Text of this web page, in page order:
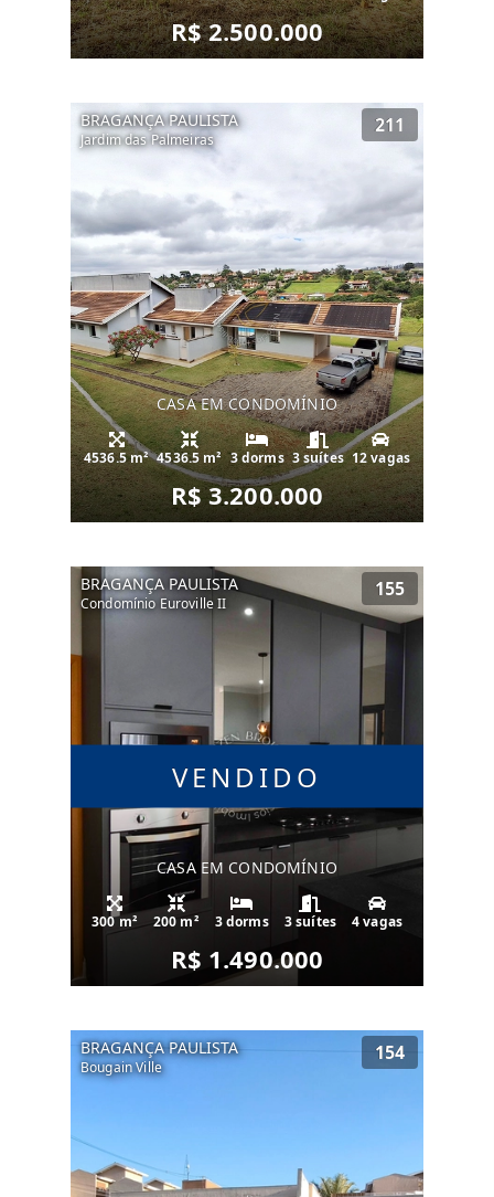
R$ 2.500.000
BRAGANÇA PAULISTA
Jardim das Palmeiras
211
CASA EM CONDOMÍNIO
4536.5 m² 4536.5 m² 3 dorms 3 suítes 12 vagas
R$ 3.200.000
VENDIDO
BRAGANÇA PAULISTA
Condomínio Euroville II
155
CASA EM CONDOMÍNIO
300 m² 200 m² 3 dorms 3 suítes 4 vagas
R$ 1.490.000
BRAGANÇA PAULISTA
Bougain Ville
154